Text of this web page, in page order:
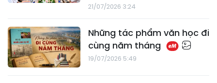
21/07/2026 3:24
​Những tác phẩm văn học đi
cùng năm tháng
19/07/2026 5:49